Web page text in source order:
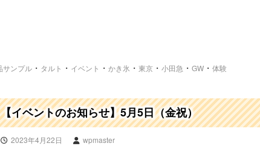
サンプル ・ タルト ・ イベント ・ かき氷 ・ 東京 ・ 小田急 ・ GW ・ 体験
【イベントのお知らせ】5月5日（金祝）
2023年4月22日 wpmaster